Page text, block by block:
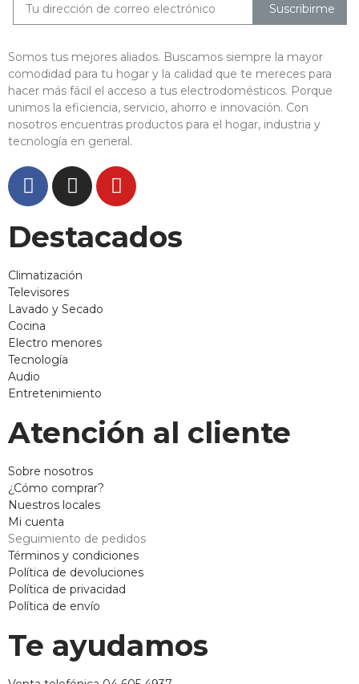
Suscribirme
Somos tus mejores aliados. Buscamos siempre la mayor
comodidad para tu hogar y la calidad que te mereces para
hacer más fácil el acceso a tus electrodomésticos. Porque
unimos la eficiencia, servicio, ahorro e innovación. Con
nosotros encuentras productos para el hogar, industria y
tecnología en general.
Destacados
Climatización
Televisores
Lavado y Secado
Cocina
Electro menores
Tecnología
Audio
Entretenimiento
Atención al cliente
Sobre nosotros
¿Cómo comprar?
Nuestros locales
Mi cuenta
Seguimiento de pedidos
Términos y condiciones
Política de devoluciones
Política de privacidad
Política de envío
Te ayudamos